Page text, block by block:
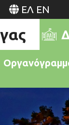
ΕΛ EN